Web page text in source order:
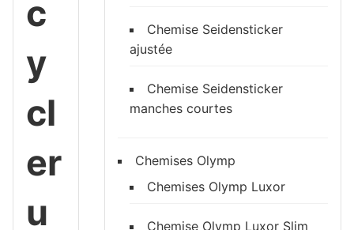
c
y
cl
er
u
Chemise Seidensticker
ajustée
Chemise Seidensticker
manches courtes
Chemises Olymp
Chemises Olymp Luxor
Chemise Olymp Luxor Slim